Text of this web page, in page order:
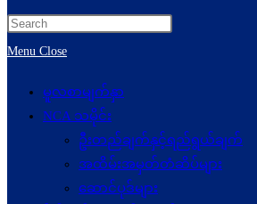
Menu Close
မူလစာမျက်နှာ
NCA သမိုင်း
ဦးတည်ချက်နှင့်ရည်ရွယ်ချက်
အထိမ်းအမှတ်တံဆိပ်များ
ဆောင်ပုဒ်များ